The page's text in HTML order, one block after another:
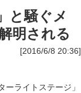
と騒ぐメ
明される
[2016/6/8 20:36]
ライトステージ」